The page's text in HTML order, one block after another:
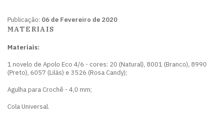
Publicação: 06 de Fevereiro de 2020
MATERIAIS
Materiais:
1 novelo de Apolo Eco 4/6 - cores: 20 (Natural), 8001 (Branco), 8990
(Preto), 6057 (Lilás) e 3526 (Rosa Candy);
Agulha para Crochê - 4,0 mm;
Cola Universal.